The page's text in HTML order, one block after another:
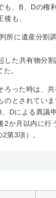
も、B、Dの権
後も、
所に遺産分割
した共有物分
。
ろった時は、
のとされてい
Dによる異議
2か月以内に行
第3項）。